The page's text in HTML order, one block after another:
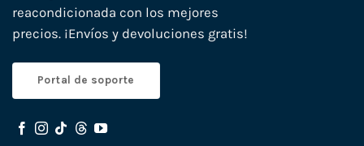
reacondicionada con los mejores
precios. ¡Envíos y devoluciones gratis!
Portal de soporte